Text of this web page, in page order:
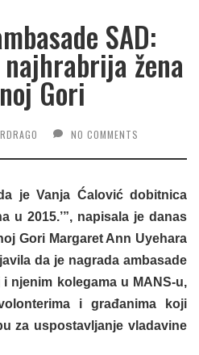
SAD:
žena
Gori
NO COMMENTS
je Vanja Ćalović dobitnica
u 2015.’”, napisala je danas
Gori Margaret Ann Uyehara
da je nagrada ambasade
njenim kolegama u MANS-u,
i građanima koji
za uspostavljanje vladavine